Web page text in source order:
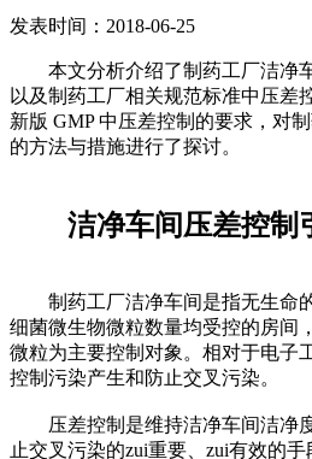
发表时间：2018-06-25
本文分析介绍了制药工厂洁净
以及制药工厂相关规范标准中压差
新版 GMP 中压差控制的要求，对
的方法与措施进行了探讨。
洁净车间压差控制
制药工厂洁净车间是指无生命
细菌微生物微粒数量均受控的房间
微粒为主要控制对象。相对于电子
控制污染产生和防止交叉污染。
压差控制是维持洁净车间洁净
止交叉污染的zui重要、zui有效的手